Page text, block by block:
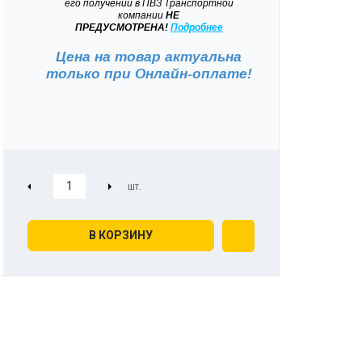
его получении в ПВЗ Транспортной
компании НЕ
ПРЕДУСМОТРЕНА! Подробнее
Цена на товар актуальна
только при Онлайн-оплате!
В КОРЗИНУ